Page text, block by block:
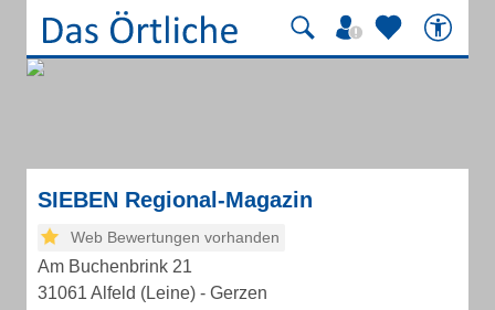
SIEBEN Regional-Magazin
Web Bewertungen vorhanden
Am Buchenbrink 21
31061 Alfeld (Leine) - Gerzen